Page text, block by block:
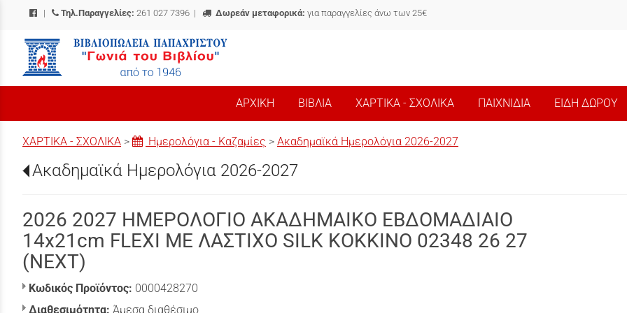
| Τηλ.Παραγγελίες: 261 027 7396 | Δωρεάν μεταφορικά: για παραγγελίες άνω των 25€
/
ΑΡΧΙΚΗ ΒΙΒΛΙΑ ΧΑΡΤΙΚΑ - ΣΧΟΛΙΚΑ ΠΑΙΧΝΙΔΙΑ ΕΙΔΗ ΔΩΡΟΥ
ΧΑΡΤΙΚΑ - ΣΧΟΛΙΚΑ > Ημερολόγια - Καζαμίες > Ακαδημαϊκά Ημερολόγια 2026-2027
Ακαδημαϊκά Ημερολόγια 2026-2027
2026 2027 ΗΜΕΡΟΛΟΓΙΟ ΑΚΑΔΗΜΑΙΚΟ ΕΒΔΟΜΑΔΙΑΙΟ
14x21cm FLEXI ΜΕ ΛΑΣΤΙΧΟ SILK ΚΟΚΚΙΝΟ 02348 26 27
(NEXT)
Κωδικός Προϊόντος: 0000428270
Διαθεσιμότητα: Άμεσα διαθέσιμο